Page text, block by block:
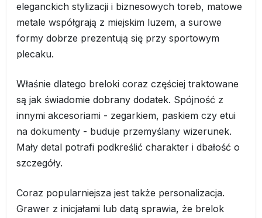
eleganckich stylizacji i biznesowych toreb, matowe
metale współgrają z miejskim luzem, a surowe
formy dobrze prezentują się przy sportowym
plecaku.
Właśnie dlatego breloki coraz częściej traktowane
są jak świadomie dobrany dodatek. Spójność z
innymi akcesoriami - zegarkiem, paskiem czy etui
na dokumenty - buduje przemyślany wizerunek.
Mały detal potrafi podkreślić charakter i dbałość o
szczegóły.
Coraz popularniejsza jest także personalizacja.
Grawer z inicjałami lub datą sprawia, że brelok